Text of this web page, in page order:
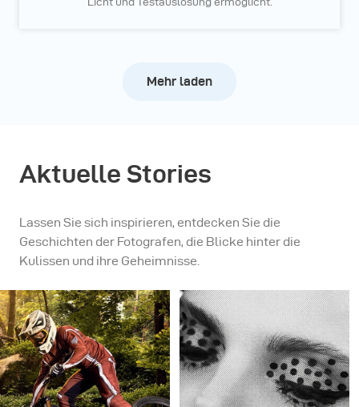
Mehr laden
Aktuelle Stories
Lassen Sie sich inspirieren, entdecken Sie die
Geschichten der Fotografen, die Blicke hinter die
Kulissen und ihre Geheimnisse.